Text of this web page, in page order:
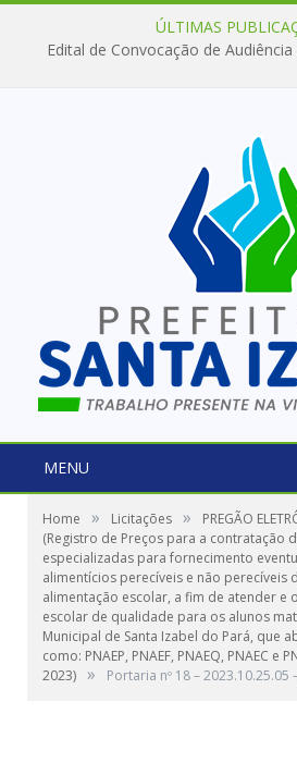
ÚLTIMAS
Edital de Convocação de
MENU
Home » Licitações »
PREGÃO
(Registro de Preços para a contratação
especializadas para fornecimento
alimentícios perecíveis e não perecíveis
alimentação escolar, a fim de atender e
escolar de qualidade para os alunos
Municipal de Santa Izabel do Pará, que
como: PNAEP, PNAEF, PNAEQ, PNAEC e
2023) » Portaria nº 18 – 2023.10.25.05 –